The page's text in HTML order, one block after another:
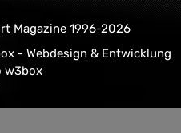
Magazine 1996-2026
- Webdesign & Entwicklung